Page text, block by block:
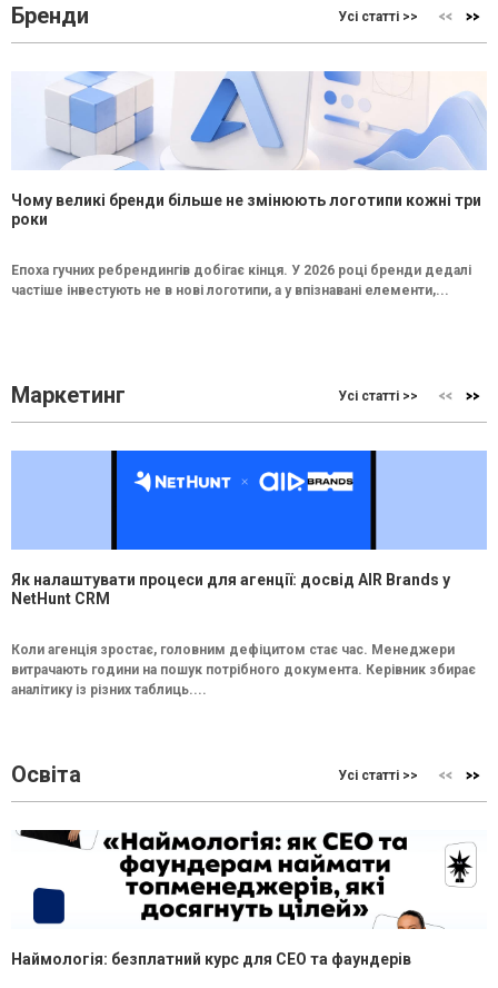
Бренди Усі статті >>
Чому великі бренди більше не змінюють логотипи кожні три
роки
Епоха гучних ребрендингів добігає кінця. У 2026 році бренди дедалі
частіше інвестують не в нові логотипи, а у впізнавані елементи,...
Маркетинг Усі статті >>
Як налаштувати процеси для агенції: досвід AIR Brands у
NetHunt CRM
Коли агенція зростає, головним дефіцитом стає час. Менеджери
витрачають години на пошук потрібного документа. Керівник збирає
аналітику із різних таблиць....
Освіта Усі статті >>
Наймологія: безплатний курс для CEO та фаундерів